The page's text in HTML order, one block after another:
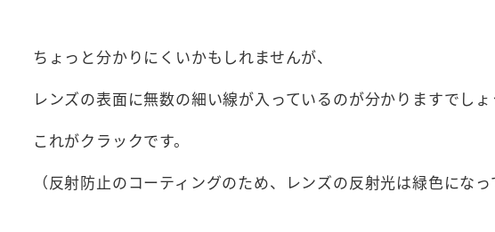
ちょっと分かりにくいかもしれませんが、
レンズの表面に無数の細い線が入っているのが分かりますでしょ
これがクラックです。
（反射防止のコーティングのため、レンズの反射光は緑色になっ